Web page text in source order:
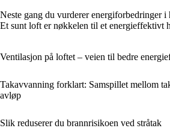
Neste gang du vurderer energiforbedringer i
Et sunt loft er nøkkelen til et energieffektivt
Ventilasjon på loftet – veien til bedre
Takavvanning forklart: Samspillet mellom
avløp
Slik reduserer du brannrisikoen ved stråtak